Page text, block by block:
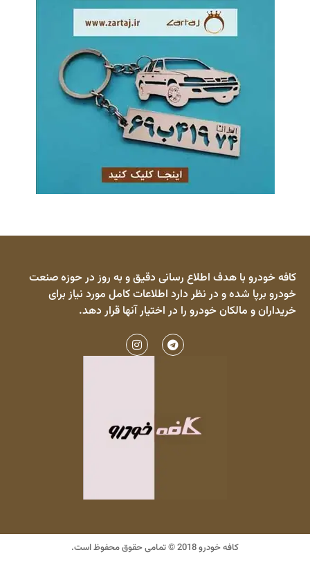
کافه خودرو با هدف اطلاع رسانی دقیق و به روز در حوزه صنعت
خودرو برپا شده و در نظر دارد اطلاعات کامل مورد نیاز برای
خریداران و مالکان خودرو را در اختیار آنها قرار دهد.
کافه خودرو 2018 © تمامی حقوق محفوظ است.